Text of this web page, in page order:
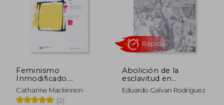
Feminismo
Inmodificado.
Discursos Sobre la
Vida y el Derecho
Catharine Mackinnon
(2)
Abolición de la
esclavitud en
España,La (Historia
(dykinson))
Eduardo Galvan Rodríguez